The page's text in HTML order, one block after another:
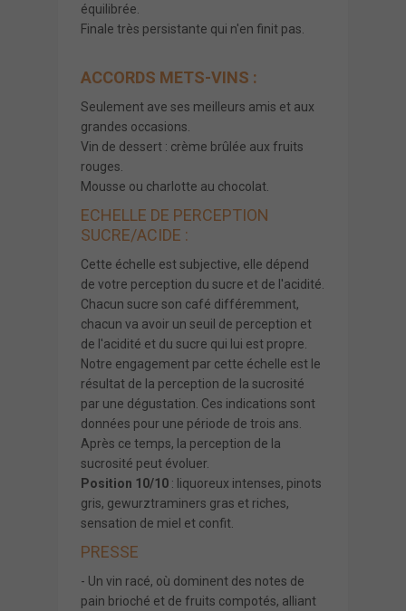
équilibrée.
Finale très persistante qui n'en finit pas.
ACCORDS METS-VINS :
Seulement ave ses meilleurs amis et aux
grandes occasions.
Vin de dessert : crème brûlée aux fruits
rouges.
Mousse ou charlotte au chocolat.
ECHELLE DE PERCEPTION
SUCRE/ACIDE :
Cette échelle est subjective, elle dépend
de votre perception du sucre et de l'acidité.
Chacun sucre son café différemment,
chacun va avoir un seuil de perception et
de l'acidité et du sucre qui lui est propre.
Notre engagement par cette échelle est le
résultat de la perception de la sucrosité
par une dégustation. Ces indications sont
données pour une période de trois ans.
Après ce temps, la perception de la
sucrosité peut évoluer.
Position 10/10 : liquoreux intenses, pinots
gris, gewurztraminers gras et riches,
sensation de miel et confit.
PRESSE
- Un vin racé, où dominent des notes de
pain brioché et de fruits compotés, alliant